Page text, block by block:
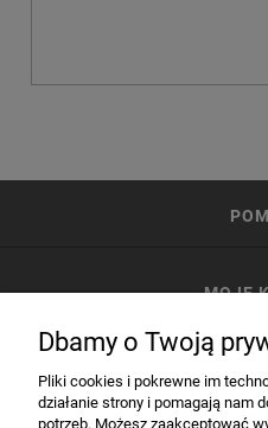
MOJE
Dbamy o Twoją
Pliki cookies i pokrewne im
działanie strony i pomagają nam
potrzeb. Możesz zaakceptować